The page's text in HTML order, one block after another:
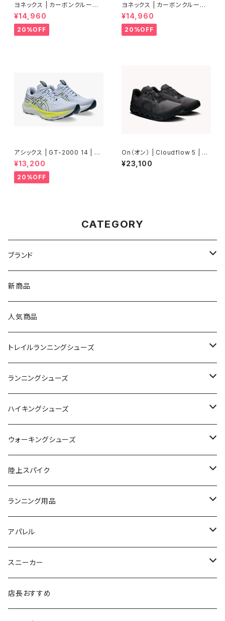
ヨネックス | カーボンクルーズ
エアラス | セルリアンブルー |
Women
¥14,960
20%OFF
ヨネックス | カーボンクルーズ
エアラス | マンゴー | Men
¥14,960
20%OFF
アシックス | GT-2000 14 | BL
UE FADE/TRANQUIL TEAL |
Men
¥13,200
20%OFF
On（オン） | Cloudflow 5 | Bl
ack/Black | Men
¥23,100
CATEGORY
ブランド
asics（アシックス）
On（オン）
YONEX（ヨネックス）
adidas（アディダス）
SAYSKY（セイスカイ）
NISHI（ニシ）
FOOTMAX（フットマックス）
SIDAS（シダス）
MIZUNO（ミズノ）
THE NORTH FACE
SPRINTS
新商品
人気商品
トレイルランニングシューズ
On
VIKING
asics
adidas
THE NORTH FACE
ランニングシューズ
On
adidas
asics
YONEX
MIZUNO
new balance
PUMA
ハイキングシューズ
On
VIKING
ウォーキングシューズ
YONEX
On
VIKING
陸上スパイク
asics
adidas
MIZUNO
ランニング用品
インソール
シダス
ソックス
FOOTMAX
ポーチ
アパレル
SAYSKY
THE NORTH FACE
スニーカー
THE NORTH FACE
店長おすすめ